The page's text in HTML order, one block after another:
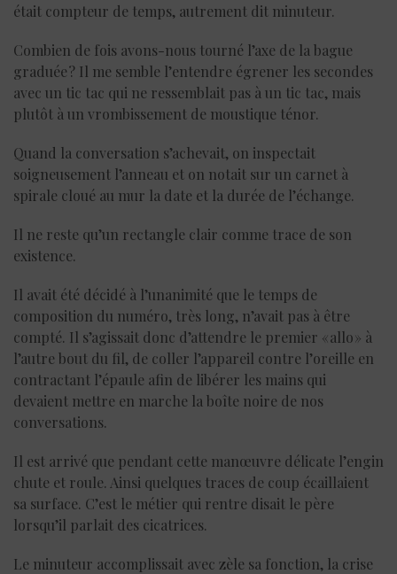
était compteur de temps, autrement dit minuteur.
Combien de fois avons-nous tourné l’axe de la bague
graduée ? Il me semble l’entendre égrener les secondes
avec un tic tac qui ne ressemblait pas à un tic tac, mais
plutôt à un vrombissement de moustique ténor.
Quand la conversation s’achevait, on inspectait
soigneusement l’anneau et on notait sur un carnet à
spirale cloué au mur la date et la durée de l’échange.
Il ne reste qu’un rectangle clair comme trace de son
existence.
Il avait été décidé à l’unanimité que le temps de
composition du numéro, très long, n’avait pas à être
compté. Il s’agissait donc d’attendre le premier « allo » à
l’autre bout du fil, de coller l’appareil contre l’oreille en
contractant l’épaule afin de libérer les mains qui
devaient mettre en marche la boîte noire de nos
conversations.
Il est arrivé que pendant cette manœuvre délicate l’engin
chute et roule. Ainsi quelques traces de coup écaillaient
sa surface. C’est le métier qui rentre disait le père
lorsqu’il parlait des cicatrices.
Le minuteur accomplissait avec zèle sa fonction, la crise